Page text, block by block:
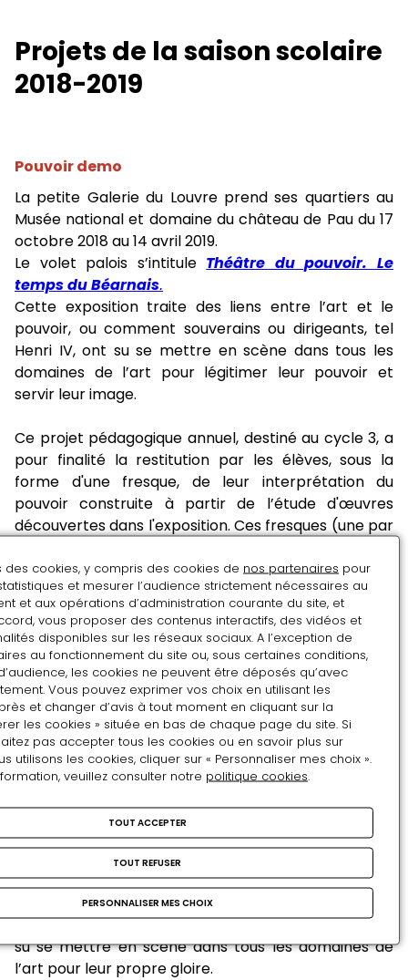
Projets de la saison scolaire
2018-2019
Pouvoir demo
La petite Galerie du Louvre prend ses quartiers au
Musée national et domaine du château de Pau du 17
octobre 2018 au 14 avril 2019.
Le volet palois s’intitule Théâtre du pouvoir. Le
temps du Béarnais.
Cette exposition traite des liens entre l’art et le
pouvoir, ou comment souverains ou dirigeants, tel
Henri IV, ont su se mettre en scène dans tous les
domaines de l’art pour légitimer leur pouvoir et
servir leur image.
Ce projet pédagogique annuel, destiné au cycle 3, a
pour finalité la restitution par les élèves, sous la
forme d'une fresque, de leur interprétation du
pouvoir construite à partir de l’étude d'œuvres
découvertes dans l'exposition. Ces fresques (une par
toiles, seront exposées dans la cour d'honneur du
château. du 13 au 30 juin 2019.
Pour renseignements et inscriptions, contactez
Christian DAVID, conseiller pédagogique arts
visuels :Christian.David[a]ac-bordeaux.fr
Projet classe APAC : L'image à l'œuvre : jeune
critique artistique
Musée national et domaine du château de Pau du 17
octobre 2018 au 14 avril 2019.
Le volet palois s’intitule
temps du Béarnais.
Cette exposition traite des liens entre l’art et le
pouvoir, ou comment les monarques, tel Henri IV, ont
su se mettre en scène dans tous les domaines de
l’art pour leur propre gloire.
des cookies, y compris des cookies de nos partenaires pour
et mesurer l’audience strictement nécessaires au
et aux opérations d’administration courante du site, et
vous proposer des contenus interactifs, des vidéos et
disponibles sur les réseaux sociaux. A l’exception de
au fonctionnement du site ou, sous certaines conditions,
les cookies ne peuvent être déposés qu’avec
Vous pouvez exprimer vos choix en utilisant les
et changer d’avis à tout moment en cliquant sur la
les cookies » située en bas de chaque page du site. Si
pas accepter tous les cookies ou en savoir plus sur
utilisons les cookies, cliquer sur « Personnaliser mes choix ».
veuillez consulter notre politique cookies.
TOUT ACCEPTER
TOUT REFUSER
PERSONNALISER MES CHOIX